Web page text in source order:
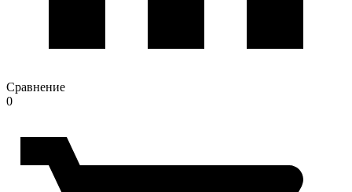
Сравнение
0